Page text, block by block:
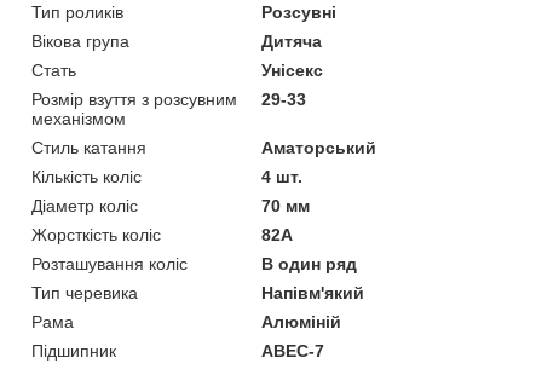
Тип роликів
Розсувні
Вікова група
Дитяча
Стать
Унісекс
Розмір взуття з розсувним
механізмом
29-33
Стиль катання
Аматорський
Кількість коліс
4 шт.
Діаметр коліс
70 мм
Жорсткість коліс
82А
Розташування коліс
В один ряд
Тип черевика
Напівм'який
Рама
Алюміній
Підшипник
ABEC-7